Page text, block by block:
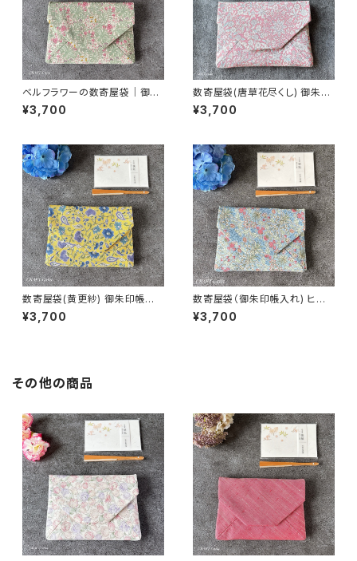
ベルフラワーの数寄屋袋｜御朱
印帳入れ・茶道
¥3,700
数寄屋袋(唐草花尽くし) 御朱印
帳入れ 和柄ポーチ Sukiyaba
g
¥3,700
数寄屋袋(黄更紗) 御朱印帳入
¥3,700
数寄屋袋（御朱印帳入れ) ヒヤ
シンス柄／ウィリアムモリス生地
使用
¥3,700
その他の商品